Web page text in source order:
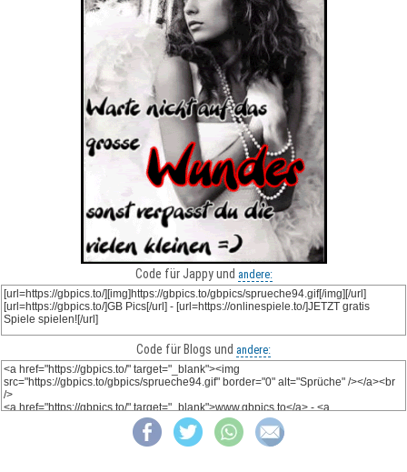
Code für Jappy und andere:
Code für Blogs und andere: